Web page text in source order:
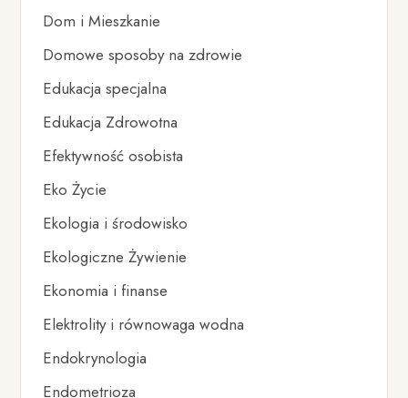
Dom i Mieszkanie
Domowe sposoby na zdrowie
Edukacja specjalna
Edukacja Zdrowotna
Efektywność osobista
Eko Życie
Ekologia i środowisko
Ekologiczne Żywienie
Ekonomia i finanse
Elektrolity i równowaga wodna
Endokrynologia
Endometrioza